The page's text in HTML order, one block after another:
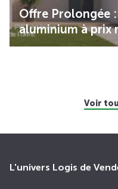
Offre Prolongée
aluminium à prix
Voir
L'univers Logis de